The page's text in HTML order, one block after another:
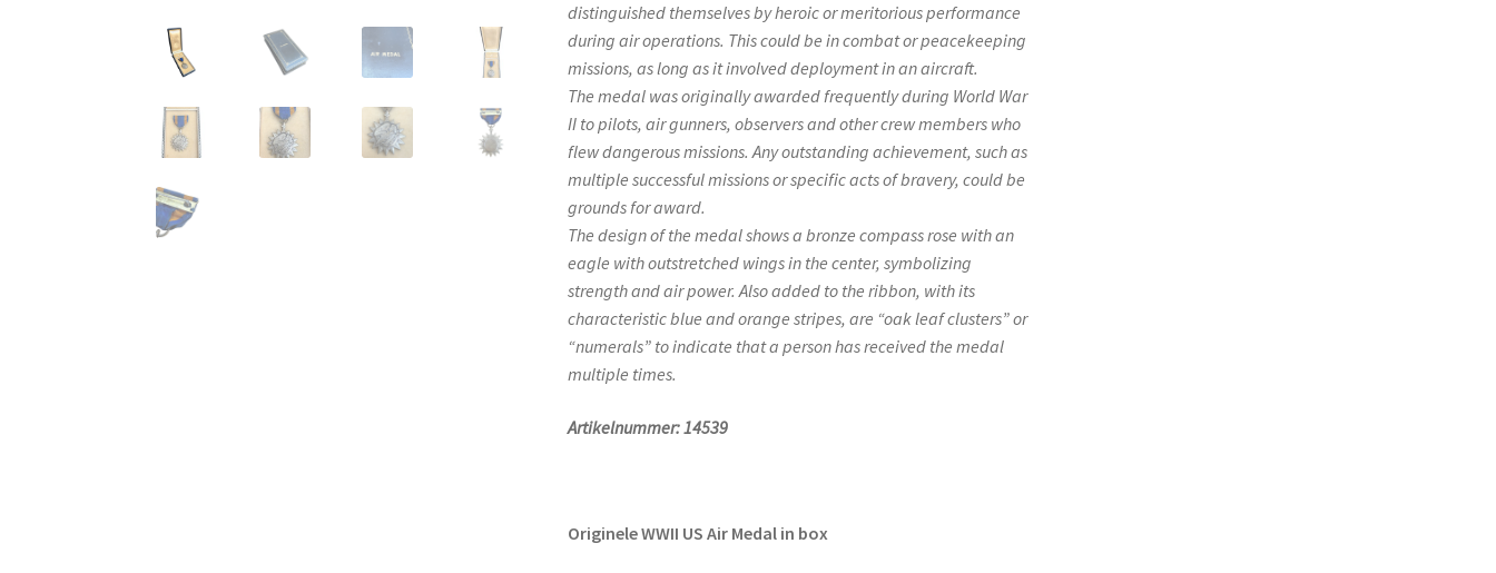
distinguished themselves by heroic or meritorious performance
during air operations. This could be in combat or peacekeeping
missions, as long as it involved deployment in an aircraft.
The medal was originally awarded frequently during World War
II to pilots, air gunners, observers and other crew members who
flew dangerous missions. Any outstanding achievement, such as
multiple successful missions or specific acts of bravery, could be
grounds for award.
The design of the medal shows a bronze compass rose with an
eagle with outstretched wings in the center, symbolizing
strength and air power. Also added to the ribbon, with its
characteristic blue and orange stripes, are “oak leaf clusters” or
“numerals” to indicate that a person has received the medal
multiple times.
Artikelnummer: 14539
Originele WWII US Air Medal in box